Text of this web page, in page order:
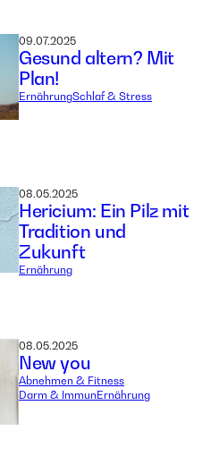
09.07.2025
Gesund altern? Mit
Plan!
ErnährungSchlaf & Stress
08.05.2025
Hericium: Ein Pilz mit
Tradition und
Zukunft
Ernährung
08.05.2025
New you
Abnehmen & Fitness
Darm & ImmunErnährung